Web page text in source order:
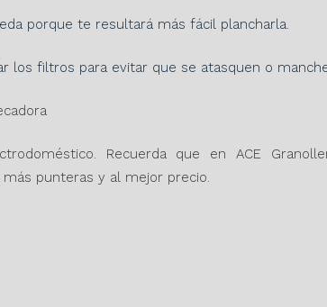
porque te resultará más fácil plancharla.
los filtros para evitar que se atasquen o
Recuerda que en ACE
punteras y al mejor precio.